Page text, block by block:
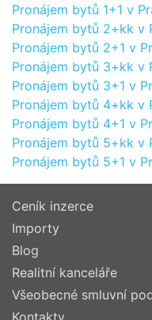
Pronájem bytů 1+1 v
Pronájem bytů 2+kk v
Pronájem bytů 2+1 v
Pronájem bytů 3+kk v
Pronájem bytů 3+1 v
Pronájem bytů 4+kk v
Pronájem bytů 4+1 v
Pronájem bytů 5+kk v
Pronájem bytů 5+1 v
Ceník inzerce
Importy
Blog
Realitní kanceláře
Všeobecné smluvní
Kontakty